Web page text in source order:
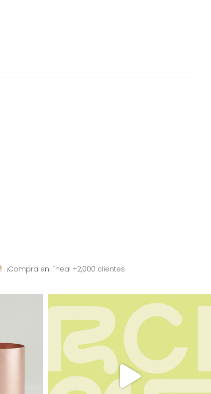
¡Compra en línea! +2,000 clientes